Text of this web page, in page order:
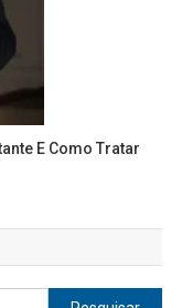
E Como Tratar
Pesquisar